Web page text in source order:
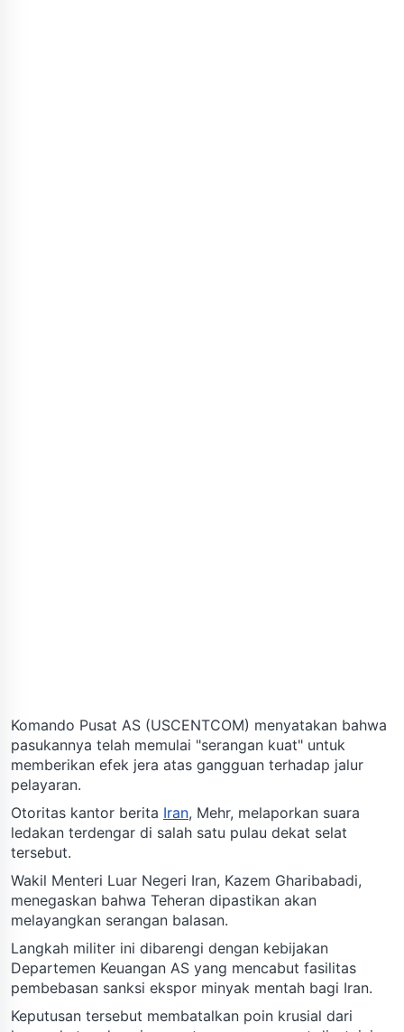
Komando Pusat AS (USCENTCOM) menyatakan bahwa
pasukannya telah memulai "serangan kuat" untuk
memberikan efek jera atas gangguan terhadap jalur
pelayaran.
Otoritas kantor berita Iran, Mehr, melaporkan suara
ledakan terdengar di salah satu pulau dekat selat
tersebut.
Wakil Menteri Luar Negeri Iran, Kazem Gharibabadi,
menegaskan bahwa Teheran dipastikan akan
melayangkan serangan balasan.
Langkah militer ini dibarengi dengan kebijakan
Departemen Keuangan AS yang mencabut fasilitas
pembebasan sanksi ekspor minyak mentah bagi Iran.
Keputusan tersebut membatalkan poin krusial dari